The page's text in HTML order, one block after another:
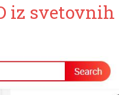
iz svetovnih